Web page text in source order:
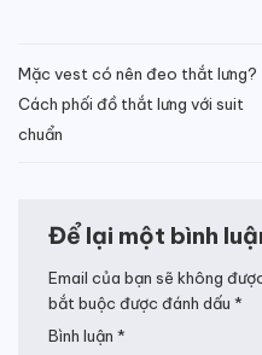
Mặc vest có nên đeo thắt lưng?
Cách phối đồ thắt lưng với suit
chuẩn
Để lại một bình
Email của bạn sẽ không
bắt buộc được đánh dấu *
Bình luận *